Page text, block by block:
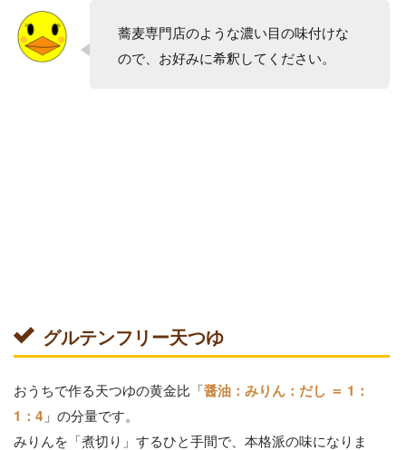
蕎麦専門店のような濃い目の味付けな
ので、お好みに希釈してください。
グルテンフリー天つゆ
おうちで作る天つゆの黄金比「醤油：みりん：だし ＝ 1：
1：4 」の分量です。
みりんを「煮切り」するひと手間で、本格派の味になりま